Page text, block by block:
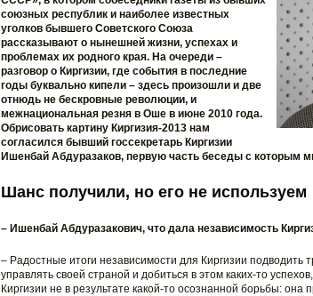
союзных республик и наиболее известных
уголков бывшего Советского Союза
рассказывают о нынешней жизни, успехах и
проблемах их родного края. На очереди –
разговор о Киргизии, где события в последние
годы буквально кипели – здесь произошли и две
отнюдь не бескровные революции, и
межнациональная резня в Оше в июне 2010 года.
Обрисовать картину Киргизия-2013 нам
согласился бывший госсекретарь Киргизии
Ишенбай Абдуразаков, первую часть беседы с которым
Шанс получили, но его не используем
– Ишенбай Абдуразакович, что дала независимость
– Радостные итоги независимости для Киргизии подводить
управлять своей страной и добиться в этом каких-то
Киргизии не в результате какой-то осознанной борьбы: